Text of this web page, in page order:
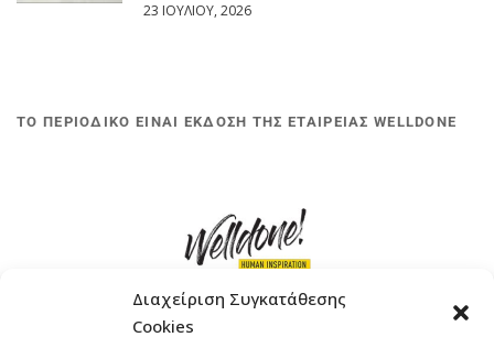
Διαχείριση Συγκατάθεσης
Cookies
23 ΙΟΥΛΊΟΥ, 2026
ΤΟ ΠΕΡΙΟΔΙΚΟ ΕΙΝΑΙ ΕΚΔΟΣΗ ΤΗΣ ΕΤΑΙΡΕΙΑΣ WELLDONE